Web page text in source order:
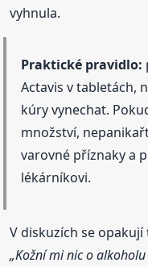
vyhnula.
Praktické pravidlo:
Actavis v tabletách,
kúry vynechat.
množství,
varovné příznaky a
lékárníkovi.
V diskuzích se
„Kožní mi nic o